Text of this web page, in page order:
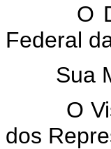
O Dr.
Federal
Sua
O
dos